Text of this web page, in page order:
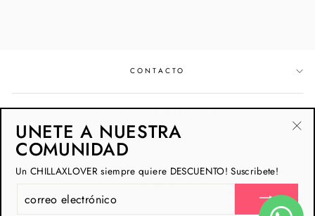
CONTACTO
NEWSLETTER
UNETE A NUESTRA
COMUNIDAD
Un CHILLAXLOVER siempre quiere DESCUENTO! Suscribete!
ELECTRÓNICO